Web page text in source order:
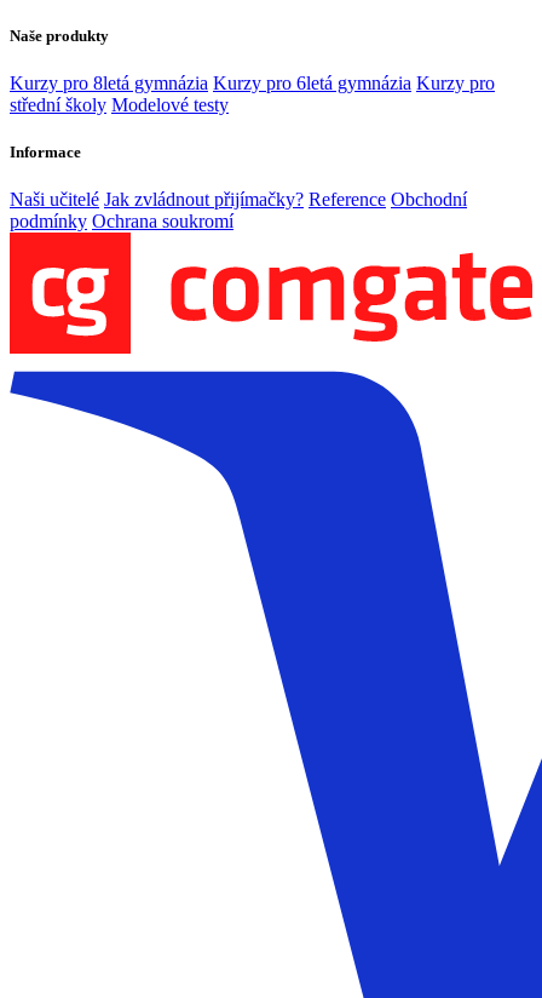
Naše produkty
Kurzy pro 8letá gymnázia Kurzy pro 6letá gymnázia Kurzy pro
střední školy Modelové testy
Informace
Naši učitelé Jak zvládnout přijímačky? Reference Obchodní
podmínky Ochrana soukromí